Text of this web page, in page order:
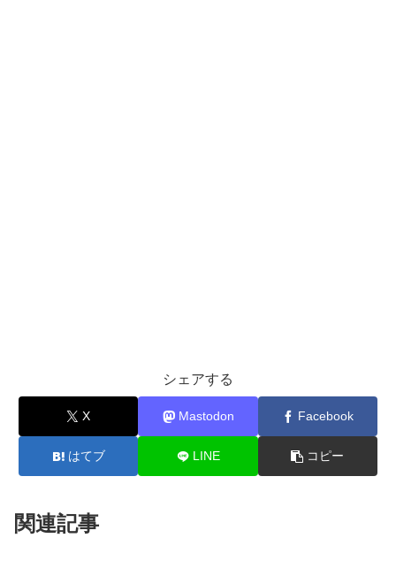
シェアする
X Mastodon Facebook
はてブ LINE コピー
関連記事